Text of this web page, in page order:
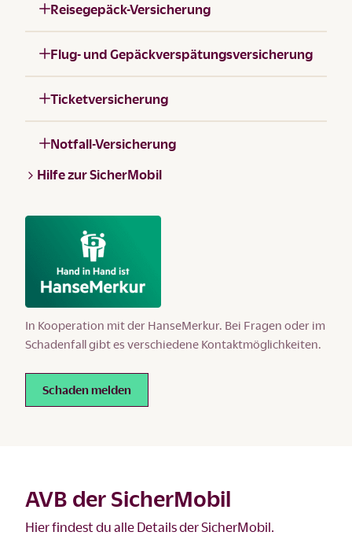
Reisegepäck-Versicherung
Flug- und Gepäckverspätungsversicherung
Ticketversicherung
Notfall-Versicherung
Hilfe zur SicherMobil
In Kooperation mit der HanseMerkur. Bei Fragen oder im
Schadenfall gibt es verschiedene Kontaktmöglichkeiten.
Schaden melden
AVB der SicherMobil
Hier findest du alle Details der SicherMobil.